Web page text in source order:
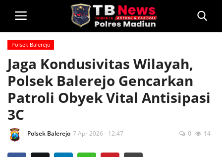
Login
Home
Privacy Policy
Profil
Kontak
Polsek Balerejo
Jaga Kondusivitas Wilayah,
Polsek Balerejo Gencarkan
Patroli Obyek Vital Antisipasi
3C
Polsek Balerejo 7 Apr 2026 - 12:47 0 14